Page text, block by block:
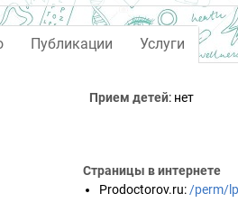
Публикации Услуги
Прием детей: нет
Страницы в интернете
Prodoctorov.ru: /perm/